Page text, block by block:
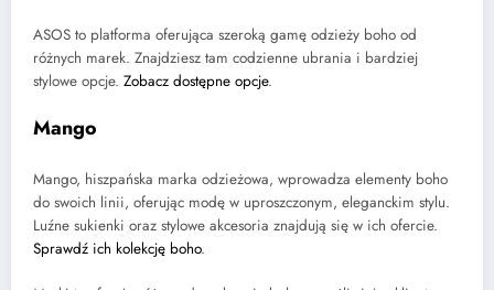
ASOS to platforma oferująca szeroką gamę odzieży boho od
różnych marek. Znajdziesz tam codzienne ubrania i bardziej
stylowe opcje. Zobacz dostępne opcje.
Mango
Mango, hiszpańska marka odzieżowa, wprowadza elementy boho
do swoich linii, oferując modę w uproszczonym, eleganckim stylu.
Luźne sukienki oraz stylowe akcesoria znajdują się w ich ofercie.
Sprawdź ich kolekcję boho.